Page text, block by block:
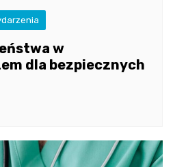
w
dla bezpiecznych